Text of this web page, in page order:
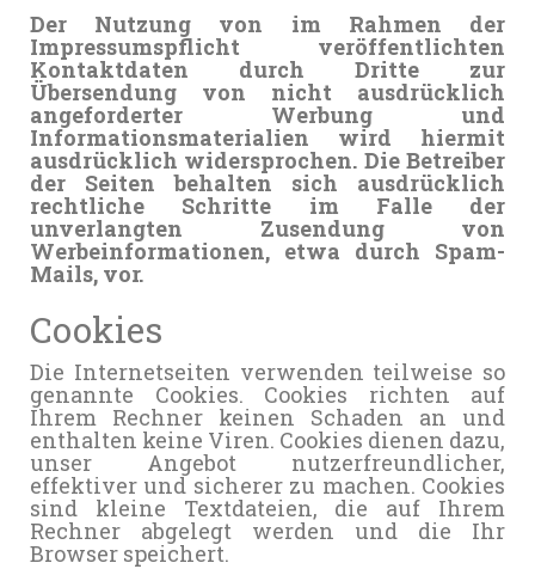
Der Nutzung von im Rahmen der
Impressumspflicht veröffentlichten
Kontaktdaten durch Dritte zur
Übersendung von nicht ausdrücklich
angeforderter Werbung und
Informationsmaterialien wird hiermit
ausdrücklich widersprochen. Die Betreiber
der Seiten behalten sich ausdrücklich
rechtliche Schritte im Falle der
unverlangten Zusendung von
Werbeinformationen, etwa durch Spam-
Mails, vor.
Cookies
Die Internetseiten verwenden teilweise so
genannte Cookies. Cookies richten auf
Ihrem Rechner keinen Schaden an und
enthalten keine Viren. Cookies dienen dazu,
unser Angebot nutzerfreundlicher,
effektiver und sicherer zu machen. Cookies
sind kleine Textdateien, die auf Ihrem
Rechner abgelegt werden und die Ihr
Browser speichert.